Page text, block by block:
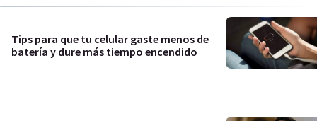
Tips para que tu celular gaste menos de
batería y dure más tiempo encendido